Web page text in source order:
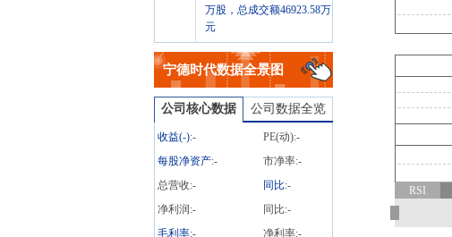
万股，总成交额46923.58万
元
08-06
2026
研报
2026年08月06日发布《公
司动态研究：电船拓展应
用空间，回购及分红增强
信心》研报
宁德时代数据全景图
公司核心数据 公司数据全览
收益(-):- PE(动):-
每股净资产:- 市净率:-
总营收:- 同比:-
净利润:- 同比:-
毛利率:- 净利率:-
RSI